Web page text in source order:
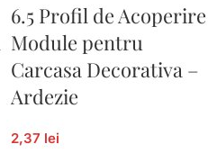
6.5 Profil de Acoperire
Module pentru
Carcasa Decorativa –
Ardezie
2,37 lei